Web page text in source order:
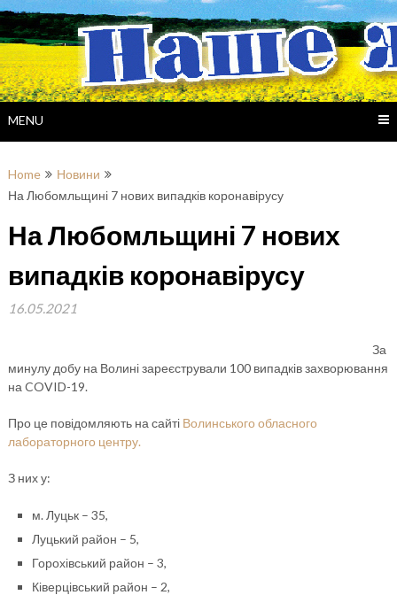
Skip
to
content
MENU
Home
Новини
На Любомльщині 7 нових випадків коронавірусу
На Любомльщині 7 нових
випадків коронавірусу
16.05.2021
За
минулу добу на Волині зареєстрували 100 випадків захворювання
на COVID-19.
Про це повідомляють на сайті Волинського обласного
лабораторного центру.
З них у:
м. Луцьк – 35,
Луцький район – 5,
Горохівський район – 3,
Ківерцівський район – 2,